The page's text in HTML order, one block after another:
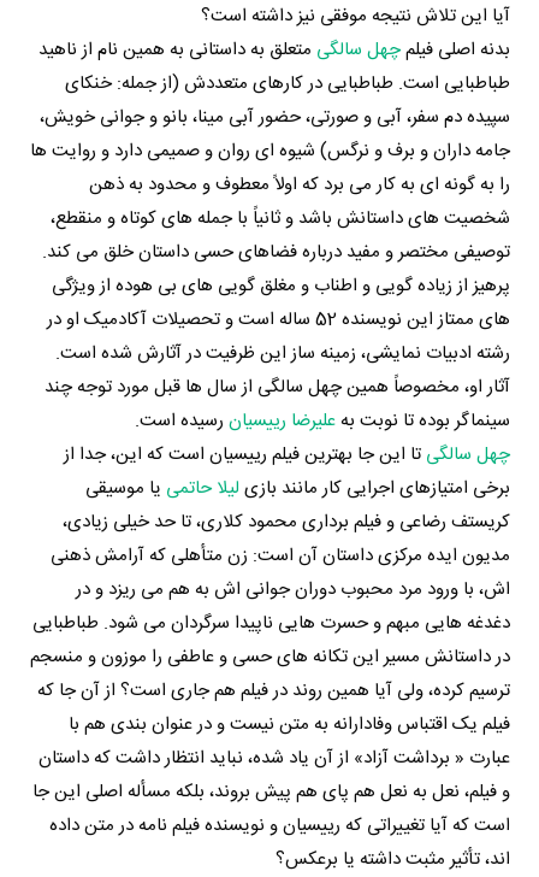
آیا این تلاش نتیجه موفقی نیز داشته است؟
بدنه اصلی فیلمچهل سالگی متعلق به داستانی به همین نام از ناهید
طباطبایی است. طباطبایی در کارهای متعددش (از جمله: خنکای
سپیده دم سفر، آبی و صورتی، حضور آبی مینا، بانو و جوانی خویش،
جامه داران و برف و نرگس) شیوه ای روان و صمیمی دارد و روایت ها
را به گونه ای به کار می برد که اولاً معطوف و محدود به ذهن
شخصیت های داستانش باشد و ثانیاً با جمله های کوتاه و منقطع،
توصیفی مختصر و مفید درباره فضاهای حسی داستان خلق می کند.
پرهیز از زیاده گویی و اطناب و مغلق گویی های بی هوده از ویژگی
های ممتاز این نویسنده 52 ساله است و تحصیلات آکادمیک او در
رشته ادبیات نمایشی، زمینه ساز این ظرفیت در آثارش شده است.
آثار او، مخصوصاً همین چهل سالگی از سال ها قبل مورد توجه چند
سینماگر بوده تا نوبت بهعلیرضا رییسیان رسیده است.
چهل سالگی تا این جا بهترین فیلم رییسیان است که این، جدا از
برخی امتیازهای اجرایی کار مانند بازی لیلا حاتمی یا موسیقی
کریستف رضاعی و فیلم برداری محمود کلاری، تا حد خیلی زیادی،
مدیون ایده مرکزی داستان آن است: زن متأهلی که آرامش ذهنی
اش، با ورود مرد محبوب دوران جوانی اش به هم می ریزد و در
دغدغه هایی مبهم و حسرت هایی ناپیدا سرگردان می شود. طباطبایی
در داستانش مسیر این تکانه های حسی و عاطفی را موزون و منسجم
ترسیم کرده، ولی آیا همین روند در فیلم هم جاری است؟ از آن جا که
فیلم یک اقتباس وفادارانه به متن نیست و در عنوان بندی هم با
عبارت « برداشت آزاد» از آن یاد شده، نباید انتظار داشت که داستان
و فیلم، نعل به نعل هم پای هم پیش بروند، بلکه مسأله اصلی این جا
است که آیا تغییراتی که رییسیان و نویسنده فیلم نامه در متن داده
اند، تأثیر مثبت داشته یا برعکس؟